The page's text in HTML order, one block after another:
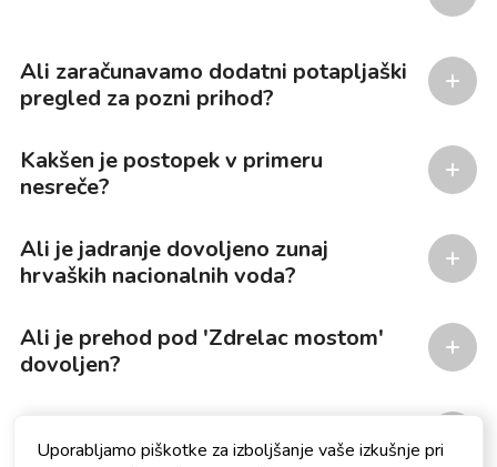
Ali zaračunavamo dodatni potapljaški
pregled za pozni prihod?
Kakšen je postopek v primeru
nesreče?
Ali je jadranje dovoljeno zunaj
hrvaških nacionalnih voda?
Ali je prehod pod 'Zdrelac mostom'
dovoljen?
za ureditev?
Uporabljamo piškotke za izboljšanje vaše izkušnje pri